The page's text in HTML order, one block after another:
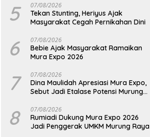
5 07/08/2026
Tekan Stunting, Heriyus Ajak
Masyarakat Cegah Pernikahan Dini
6 07/08/2026
Bebie Ajak Masyarakat Ramaikan
Mura Expo 2026
7 07/08/2026
Dina Maulidah Apresiasi Mura Expo,
Sebut Jadi Etalase Potensi Murung
8 07/08/2026
Rumiadi Dukung Mura Expo 2026
Jadi Penggerak UMKM Murung Raya